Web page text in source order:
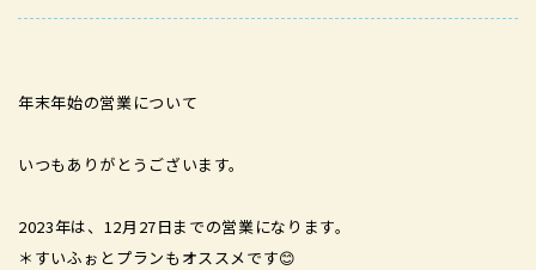
年末年始の営業について
いつもありがとうございます。
2023年は、12月27日までの営業になります。
＊すいふぉとプランもオススメです😊